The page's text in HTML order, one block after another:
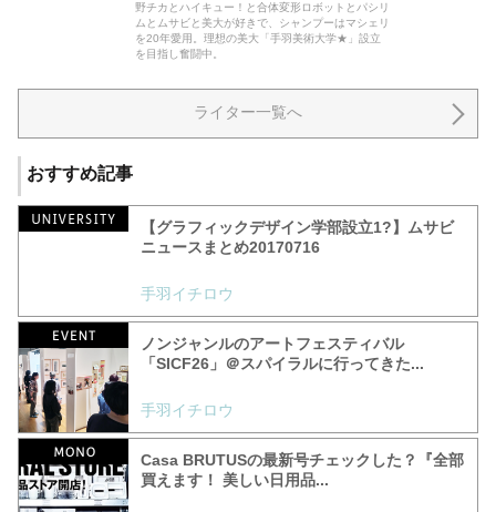
野チカとハイキュー！と合体変形ロボットとパシリ
ムとムサビと美大が好きで、シャンプーはマシェリ
を20年愛用。理想の美大「手羽美術大学★」設立
を目指し奮闘中。
ライター一覧へ
おすすめ記事
【グラフィックデザイン学部設立1?】ムサビ
ニュースまとめ20170716
手羽イチロウ
ノンジャンルのアートフェスティバル
「SICF26」＠スパイラルに行ってきた...
手羽イチロウ
Casa BRUTUSの最新号チェックした？『全部
買えます！ 美しい日用品...